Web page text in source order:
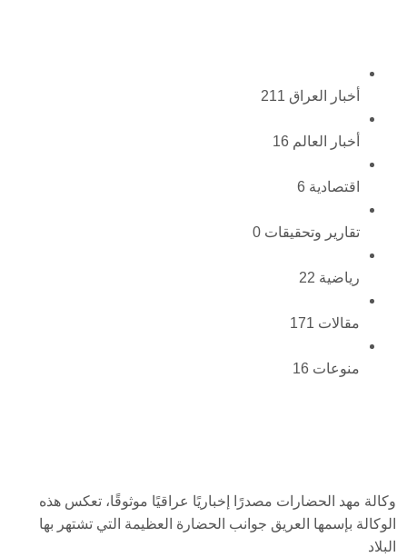
أخبار العراق 211
أخبار العالم 16
اقتصادية 6
تقارير وتحقيقات 0
رياضية 22
مقالات 171
منوعات 16
وكالة مهد الحضارات مصدرًا إخباريًا عراقيًا موثوقًا، تعكس هذه
الوكالة بإسمها العريق جوانب الحضارة العظيمة التي تشتهر بها
البلاد